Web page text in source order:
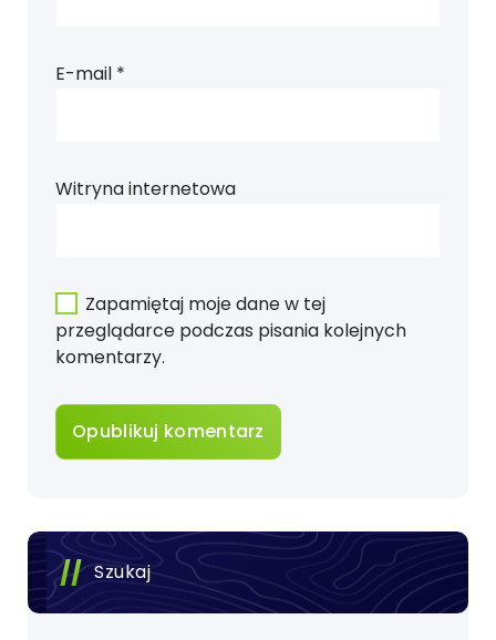
E-mail *
Witryna internetowa
Zapamiętaj moje dane w tej
przeglądarce podczas pisania kolejnych
komentarzy.
Szukaj